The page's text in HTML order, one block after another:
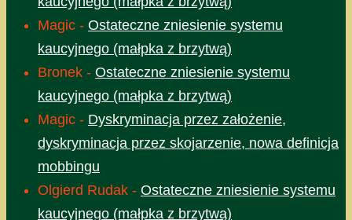
Magic - Ostateczne zniesienie systemu
kaucyjnego (małpka z brzytwą)
Bronek - Ostateczne zniesienie systemu
kaucyjnego (małpka z brzytwą)
Magic - Dyskryminacja przez założenie,
dyskryminacja przez skojarzenie, nowa definicja
mobbingu
Olgierd Rudak - Ostateczne zniesienie systemu
kaucyjnego (małpka z brzytwą)